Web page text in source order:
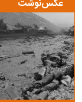
عکس‌نوشت